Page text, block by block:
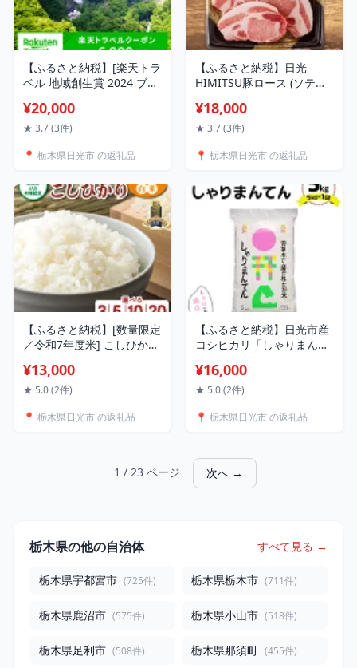
【ふるさと納税】[楽天トラ
ベル 地域創生賞 2024 ブロ
対象施設で使える楽天トラ
ベルクーポン 寄付額20,000
行 温泉 旅行券 宿泊 宿泊券
[0302]
¥20,000
★ 3.7 (3件)
📍 栃木県日光市 の返礼品
【ふるさと納税】日光
HIMITSU豚ロース (ソテ
つ豚 国産豚 ブランド豚 お
かず ギフト 国産 [0261]
¥18,000
★ 3.7 (3件)
📍 栃木県日光市 の返礼品
【ふるさと納税】[数量限定
／令和7年度米] こしひかり
べる容量：3kg／5kg／
10kg／20kg)》｜2025年度
しひかり JAS有機転換中 オ
送 日光ダイヤ舞 [0927-
¥13,000
★ 5.0 (2件)
📍 栃木県日光市 の返礼品
【ふるさと納税】日光市産
コシヒカリ「しゃりまんて
しひかり 白米 精米 ブラン
ド米 ごはん 米 栃木県産 国
¥16,000
★ 5.0 (2件)
📍 栃木県日光市 の返礼品
1 / 23 ページ 次へ →
栃木県の他の自治体 すべて見る →
栃木県宇都宮市 (725件) 栃木県栃木市 (711件)
栃木県鹿沼市 (575件) 栃木県小山市 (518件)
栃木県足利市 (508件) 栃木県那須町 (455件)